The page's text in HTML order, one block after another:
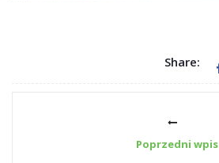
Share:
Poprzedni wpis